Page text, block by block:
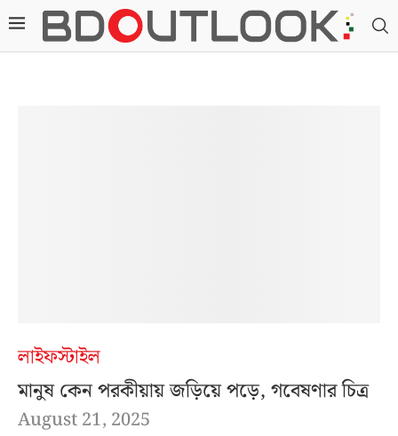
লাইফস্টাইল
মানুষ কেন পরকীয়ায় জড়িয়ে পড়ে, গবেষণার চিত্র
August 21, 2025